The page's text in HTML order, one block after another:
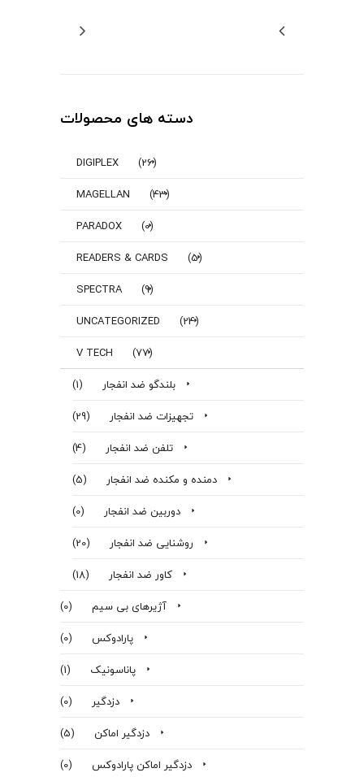
دسته های محصولات
DIGIPLEX
(26)
MAGELLAN
(43)
PARADOX
(0)
READERS & CARDS
(5)
SPECTRA
(9)
UNCATEGORIZED
(24)
V TECH
(77)
بلندگو ضد انفجار
(1)
تجهیزات ضد انفجار
(29)
تلفن ضد انفجار
(4)
دمنده و مکنده ضد انفجار
(5)
دوربین ضد انفجار
(0)
روشنایی ضد انفجار
(20)
کاور ضد انفجار
(18)
آژیرهای بی سیم
(0)
پارادوکس
(0)
پاناسونیک
(1)
دزدگیر
(0)
دزدگیر اماکن
(5)
دزدگیر اماکن پارادوکس
(0)